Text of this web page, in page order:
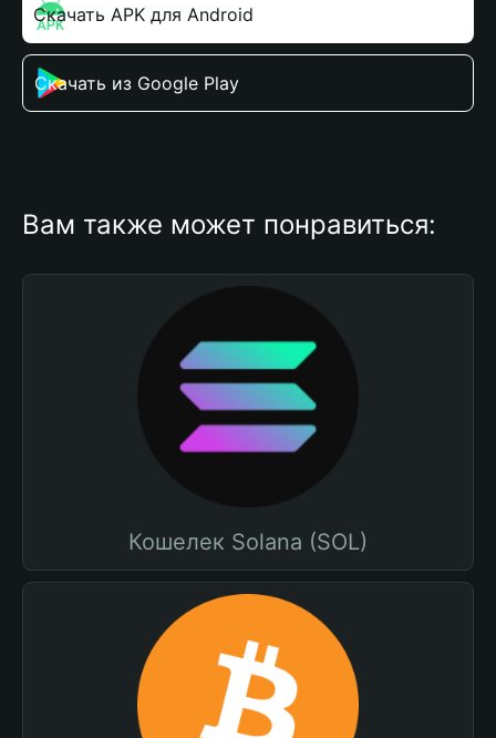
Скачать APK для Android
Скачать из Google Play
Вам также может понравиться:
Кошелек Solana (SOL)